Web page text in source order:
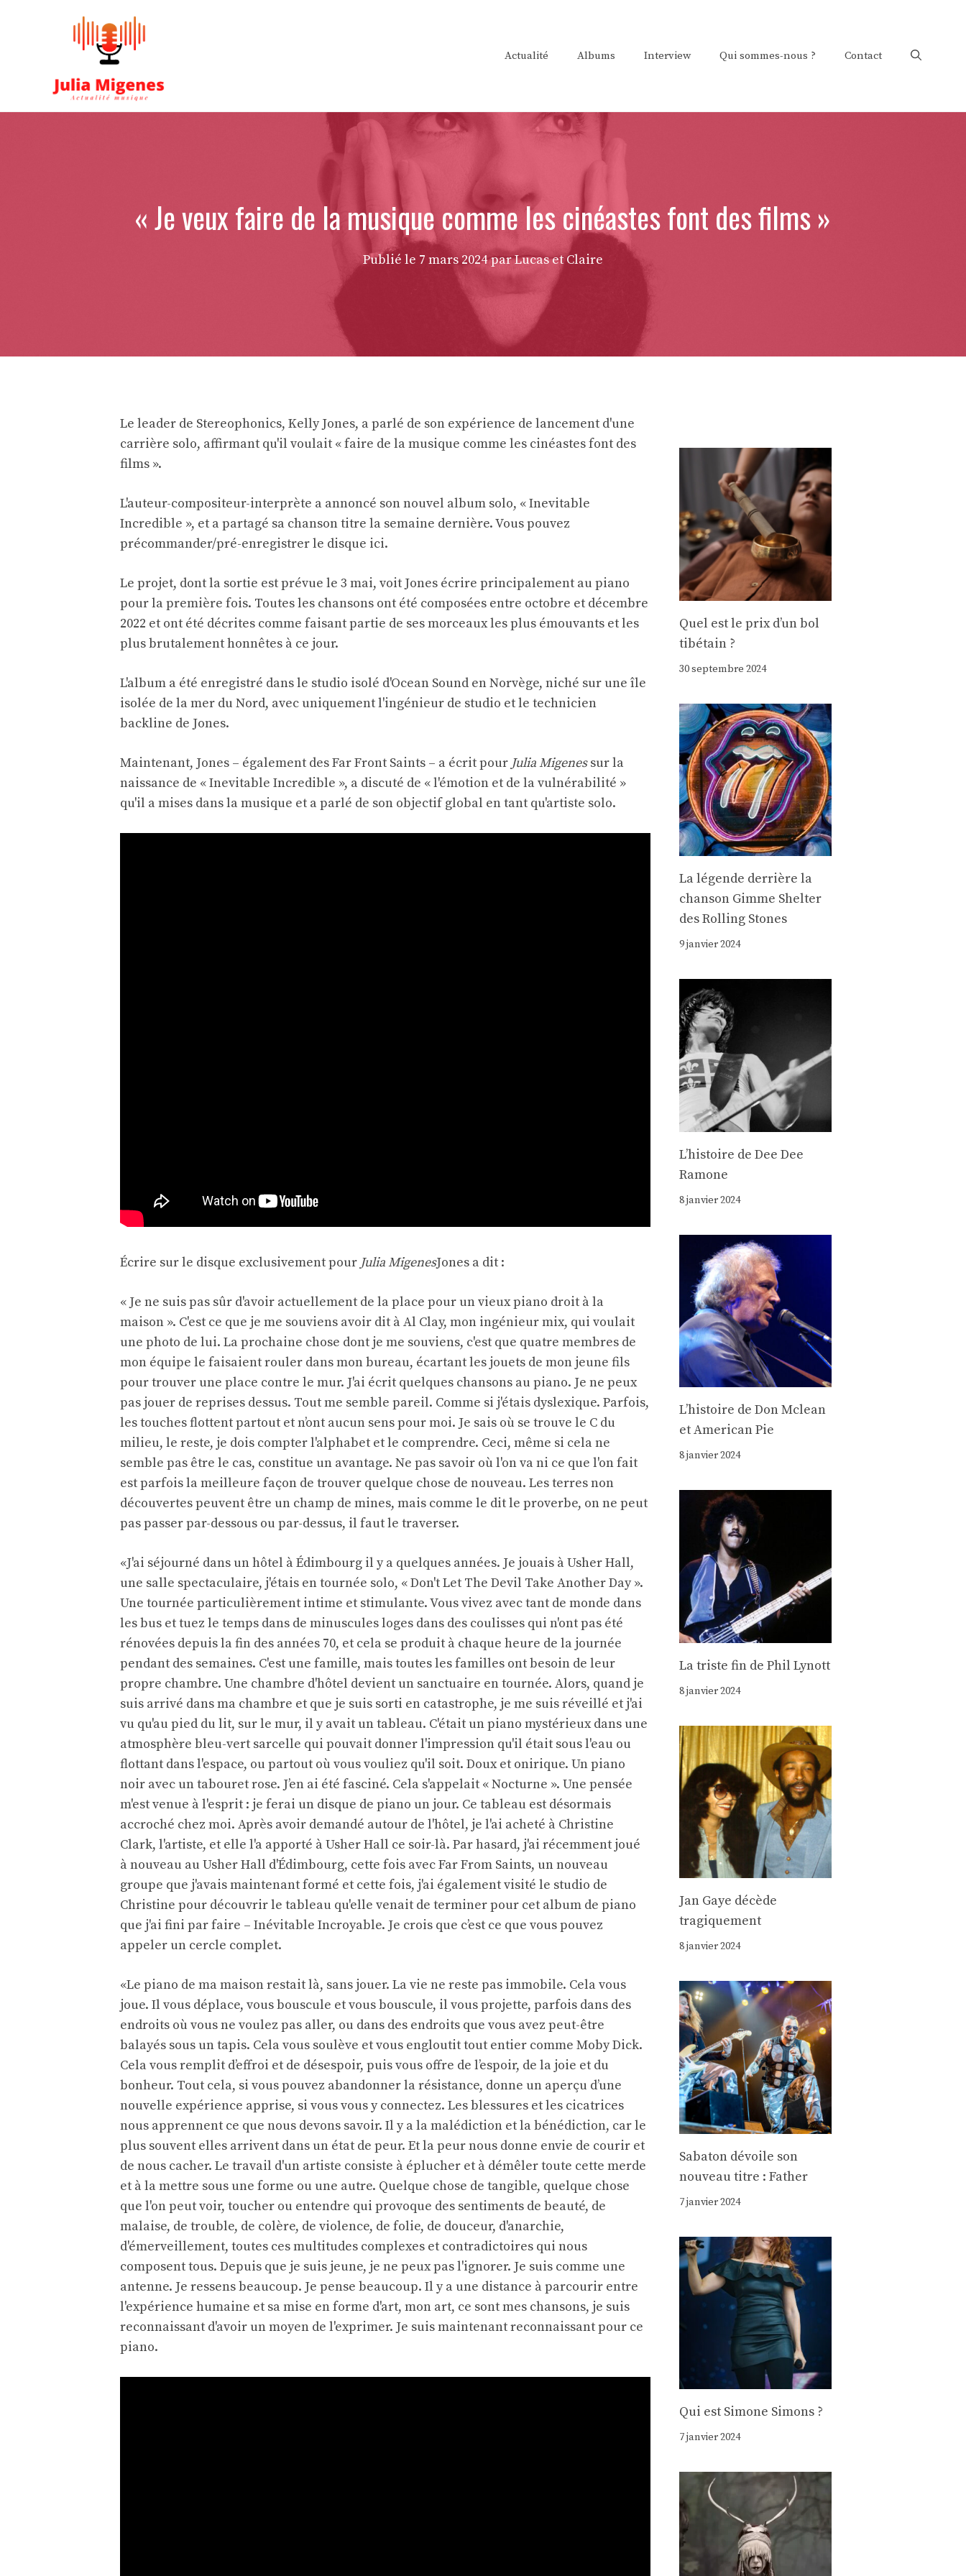
Actualité Albums Interview Qui sommes-nous ? Contact
« Je veux faire de la musique comme les cinéastes font des films »
Publié le 7 mars 2024 par Lucas et Claire
Le leader de Stereophonics, Kelly Jones, a parlé de son expérience de lancement d'une
carrière solo, affirmant qu'il voulait « faire de la musique comme les cinéastes font des
films ».
L'auteur-compositeur-interprète a annoncé son nouvel album solo, « Inevitable
Incredible », et a partagé sa chanson titre la semaine dernière. Vous pouvez
précommander/pré-enregistrer le disque ici.
Le projet, dont la sortie est prévue le 3 mai, voit Jones écrire principalement au piano
pour la première fois. Toutes les chansons ont été composées entre octobre et décembre
2022 et ont été décrites comme faisant partie de ses morceaux les plus émouvants et les
plus brutalement honnêtes à ce jour.
L'album a été enregistré dans le studio isolé d'Ocean Sound en Norvège, niché sur une île
isolée de la mer du Nord, avec uniquement l'ingénieur de studio et le technicien
backline de Jones.
Maintenant, Jones – également des Far Front Saints – a écrit pour Julia Migenessur la
naissance de « Inevitable Incredible », a discuté de « l'émotion et de la vulnérabilité »
qu'il a mises dans la musique et a parlé de son objectif global en tant qu'artiste solo.
Écrire sur le disque exclusivement pour Julia MigenesJones a dit :
« Je ne suis pas sûr d'avoir actuellement de la place pour un vieux piano droit à la
maison ». C'est ce que je me souviens avoir dit à Al Clay, mon ingénieur mix, qui voulait
une photo de lui. La prochaine chose dont je me souviens, c'est que quatre membres de
mon équipe le faisaient rouler dans mon bureau, écartant les jouets de mon jeune fils
pour trouver une place contre le mur. J'ai écrit quelques chansons au piano. Je ne peux
pas jouer de reprises dessus. Tout me semble pareil. Comme si j'étais dyslexique. Parfois,
les touches flottent partout et n’ont aucun sens pour moi. Je sais où se trouve le C du
milieu, le reste, je dois compter l'alphabet et le comprendre. Ceci, même si cela ne
semble pas être le cas, constitue un avantage. Ne pas savoir où l'on va ni ce que l'on fait
est parfois la meilleure façon de trouver quelque chose de nouveau. Les terres non
découvertes peuvent être un champ de mines, mais comme le dit le proverbe, on ne peut
pas passer par-dessous ou par-dessus, il faut le traverser.
«J'ai séjourné dans un hôtel à Édimbourg il y a quelques années. Je jouais à Usher Hall,
une salle spectaculaire, j'étais en tournée solo, « Don't Let The Devil Take Another Day ».
Une tournée particulièrement intime et stimulante. Vous vivez avec tant de monde dans
les bus et tuez le temps dans de minuscules loges dans des coulisses qui n'ont pas été
rénovées depuis la fin des années 70, et cela se produit à chaque heure de la journée
pendant des semaines. C'est une famille, mais toutes les familles ont besoin de leur
propre chambre. Une chambre d'hôtel devient un sanctuaire en tournée. Alors, quand je
suis arrivé dans ma chambre et que je suis sorti en catastrophe, je me suis réveillé et j'ai
vu qu'au pied du lit, sur le mur, il y avait un tableau. C'était un piano mystérieux dans une
atmosphère bleu-vert sarcelle qui pouvait donner l'impression qu'il était sous l'eau ou
flottant dans l'espace, ou partout où vous vouliez qu'il soit. Doux et onirique. Un piano
noir avec un tabouret rose. J’en ai été fasciné. Cela s'appelait « Nocturne ». Une pensée
m'est venue à l'esprit : je ferai un disque de piano un jour. Ce tableau est désormais
accroché chez moi. Après avoir demandé autour de l'hôtel, je l'ai acheté à Christine
Clark, l'artiste, et elle l'a apporté à Usher Hall ce soir-là. Par hasard, j'ai récemment joué
à nouveau au Usher Hall d'Édimbourg, cette fois avec Far From Saints, un nouveau
groupe que j'avais maintenant formé et cette fois, j'ai également visité le studio de
Christine pour découvrir le tableau qu'elle venait de terminer pour cet album de piano
que j'ai fini par faire – Inévitable Incroyable. Je crois que c’est ce que vous pouvez
appeler un cercle complet.
«Le piano de ma maison restait là, sans jouer. La vie ne reste pas immobile. Cela vous
joue. Il vous déplace, vous bouscule et vous bouscule, il vous projette, parfois dans des
endroits où vous ne voulez pas aller, ou dans des endroits que vous avez peut-être
balayés sous un tapis. Cela vous soulève et vous engloutit tout entier comme Moby Dick.
Cela vous remplit d’effroi et de désespoir, puis vous offre de l’espoir, de la joie et du
bonheur. Tout cela, si vous pouvez abandonner la résistance, donne un aperçu d’une
nouvelle expérience apprise, si vous vous y connectez. Les blessures et les cicatrices
nous apprennent ce que nous devons savoir. Il y a la malédiction et la bénédiction, car le
plus souvent elles arrivent dans un état de peur. Et la peur nous donne envie de courir et
de nous cacher. Le travail d'un artiste consiste à éplucher et à démêler toute cette merde
et à la mettre sous une forme ou une autre. Quelque chose de tangible, quelque chose
que l'on peut voir, toucher ou entendre qui provoque des sentiments de beauté, de
malaise, de trouble, de colère, de violence, de folie, de douceur, d'anarchie,
d'émerveillement, toutes ces multitudes complexes et contradictoires qui nous
composent tous. Depuis que je suis jeune, je ne peux pas l'ignorer. Je suis comme une
antenne. Je ressens beaucoup. Je pense beaucoup. Il y a une distance à parcourir entre
l'expérience humaine et sa mise en forme d'art, mon art, ce sont mes chansons, je suis
reconnaissant d'avoir un moyen de l'exprimer. Je suis maintenant reconnaissant pour ce
piano.
Quel est le prix d’un bol
tibétain ?
30 septembre 2024
La légende derrière la
chanson Gimme Shelter
des Rolling Stones
9 janvier 2024
Lʼhistoire de Dee Dee
Ramone
8 janvier 2024
Lʼhistoire de Don Mclean
et American Pie
8 janvier 2024
La triste fin de Phil Lynott
8 janvier 2024
Jan Gaye décède
tragiquement
8 janvier 2024
Sabaton dévoile son
nouveau titre : Father
7 janvier 2024
Qui est Simone Simons ?
7 janvier 2024